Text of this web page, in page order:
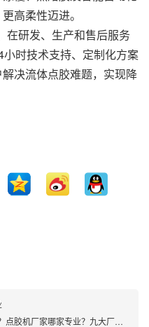
高柔性迈进。
在研发、生产和售后服务
时技术支持、定制化方案
决流体点胶难题，实现降
厂家哪家专业？九大厂家全面对比